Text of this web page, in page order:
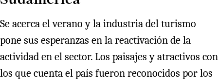
Se acerca el verano y la industria del turismo
pone sus esperanzas en la reactivación de la
actividad en el sector. Los paisajes y atractivos con
los que cuenta el país fueron reconocidos por los